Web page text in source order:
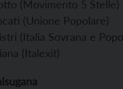
(Movimento 5 Stelle)
(Unione Popolare)
(Italia Sovrana e
(Italexit)